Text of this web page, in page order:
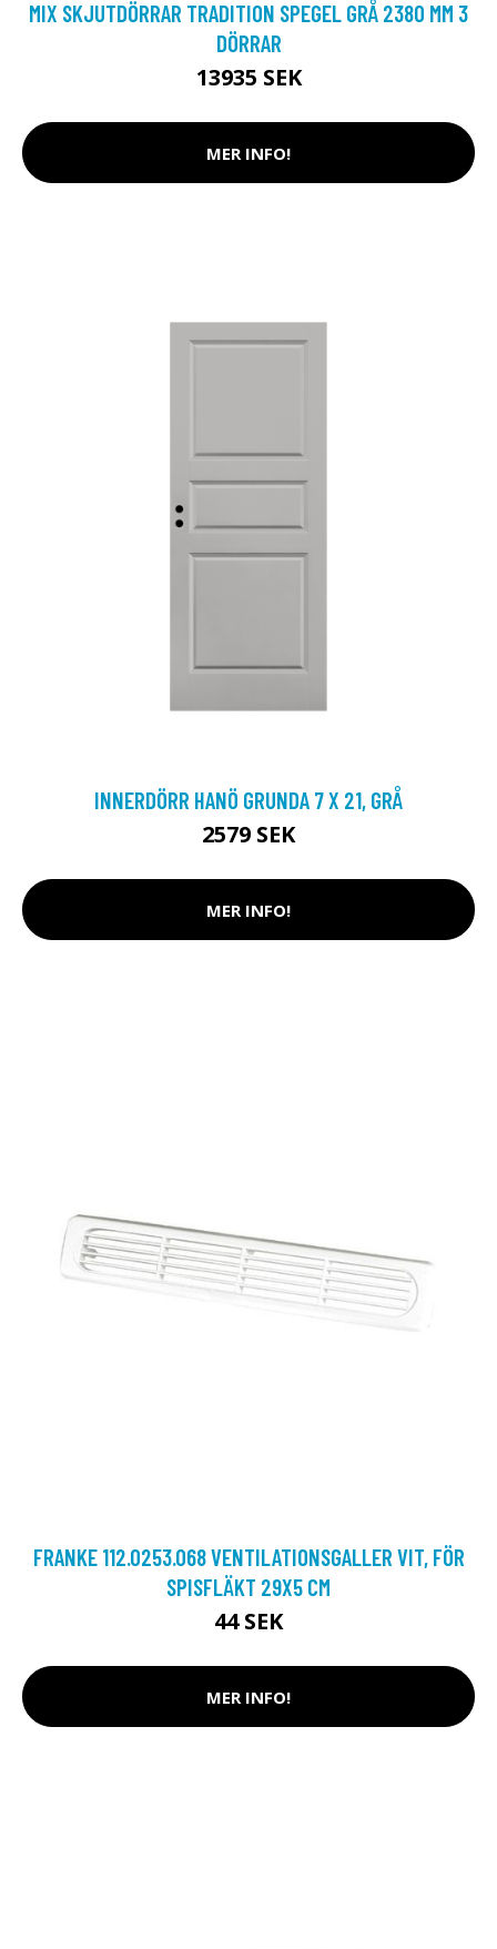
MIX SKJUTDÖRRAR TRADITION SPEGEL GRÅ 2380 MM 3
DÖRRAR
13935 SEK
MER INFO!
INNERDÖRR HANÖ GRUNDA 7 X 21, GRÅ
2579 SEK
MER INFO!
FRANKE 112.0253.068 VENTILATIONSGALLER VIT, FÖR
SPISFLÄKT 29X5 CM
44 SEK
MER INFO!